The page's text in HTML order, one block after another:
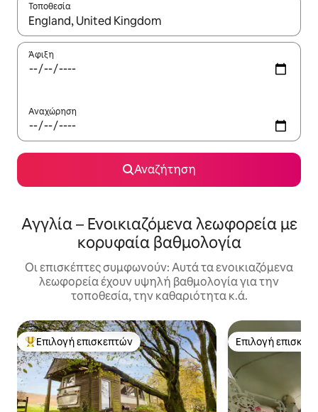
Τοποθεσία
Όταν τα αποτελέσματα είναι διαθέσιμα, μπορείτε να
Άφιξη
Αναχώρηση
Αναζήτηση
Αγγλία – Ενοικιαζόμενα λεωφορεία με
κορυφαία βαθμολογία
Οι επισκέπτες συμφωνούν: Αυτά τα ενοικιαζόμενα
λεωφορεία έχουν υψηλή βαθμολογία για την
τοποθεσία, την καθαριότητα κ.ά.
Κορυφαία επιλογή επισκεπτών
Επιλογή επισκεπτών Επιλογή
Επιλογή